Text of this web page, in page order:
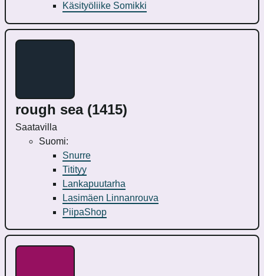
Käsityöliike Somikki
rough sea (1415)
Saatavilla
Suomi:
Snurre
Titityy
Lankapuutarha
Lasimäen Linnanrouva
PiipaShop